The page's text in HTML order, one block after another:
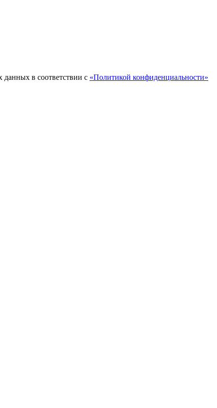
в соответствии с «Политикой конфиденциальности»